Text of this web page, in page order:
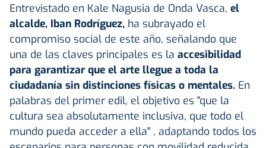
Entrevistado en Kale Nagusia de Onda Vasca, el
alcalde, Iban Rodríguez, ha subrayado el
compromiso social de este año, señalando que
una de las claves principales es la accesibilidad
para garantizar que el arte llegue a toda la
ciudadanía sin distinciones físicas o mentales. En
palabras del primer edil, el objetivo es "que la
cultura sea absolutamente inclusiva, que todo el
mundo pueda acceder a ella" , adaptando todos los